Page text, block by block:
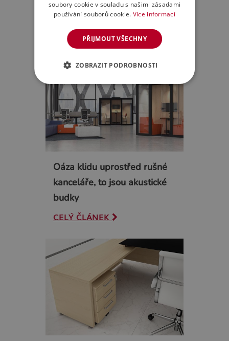
kancelář stávající…
CELÝ ČLÁNEK
Oáza klidu uprostřed rušné
kanceláře, to jsou akustické
budky
CELÝ ČLÁNEK
soubory cookie v souladu s našimi zásadami
používání souborů cookie. Více informací
PŘIJMOUT VŠECHNY
ZOBRAZIT PODROBNOSTI